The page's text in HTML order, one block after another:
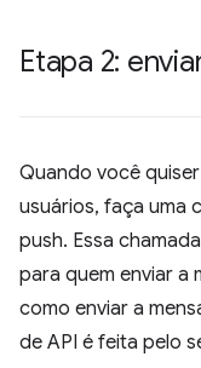
Etapa 2:
Quando você
usuários, faça uma
push. Essa
para quem enviar a
como enviar a
de API é feita pelo